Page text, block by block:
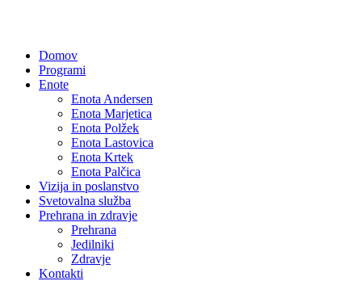
Domov
Programi
Enote
Enota Andersen
Enota Marjetica
Enota Polžek
Enota Lastovica
Enota Krtek
Enota Palčica
Vizija in poslanstvo
Svetovalna služba
Prehrana in zdravje
Prehrana
Jedilniki
Zdravje
Kontakti